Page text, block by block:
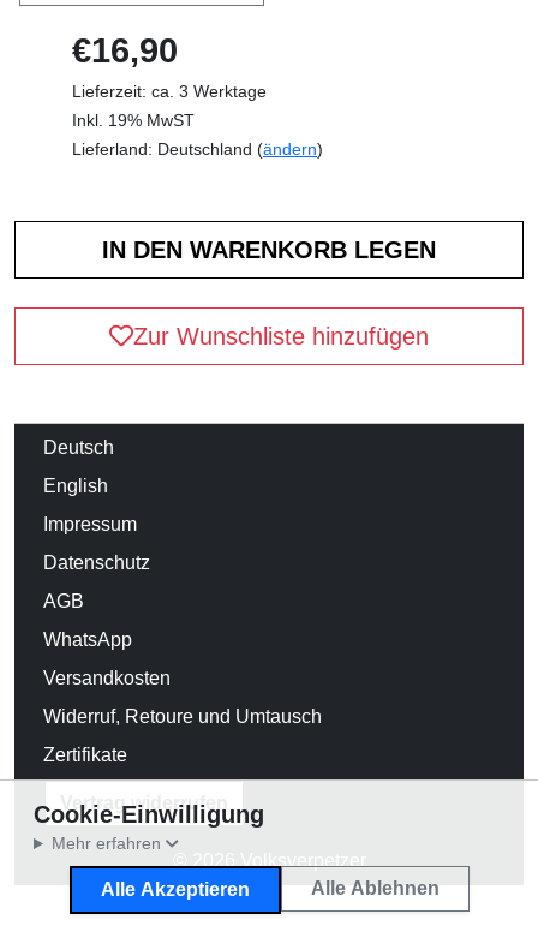
€16,90
Lieferzeit: ca. 3 Werktage
Inkl. 19% MwST
Lieferland: Deutschland (ändern)
Zur Wunschliste hinzufügen
Deutsch
English
Impressum
Datenschutz
AGB
WhatsApp
Versandkosten
Widerruf, Retoure und Umtausch
Zertifikate
Vertrag widerrufen
© 2026 Volksverpetzer
Cookie-Einwilligung
Mehr erfahren
Alle Akzeptieren Alle Ablehnen